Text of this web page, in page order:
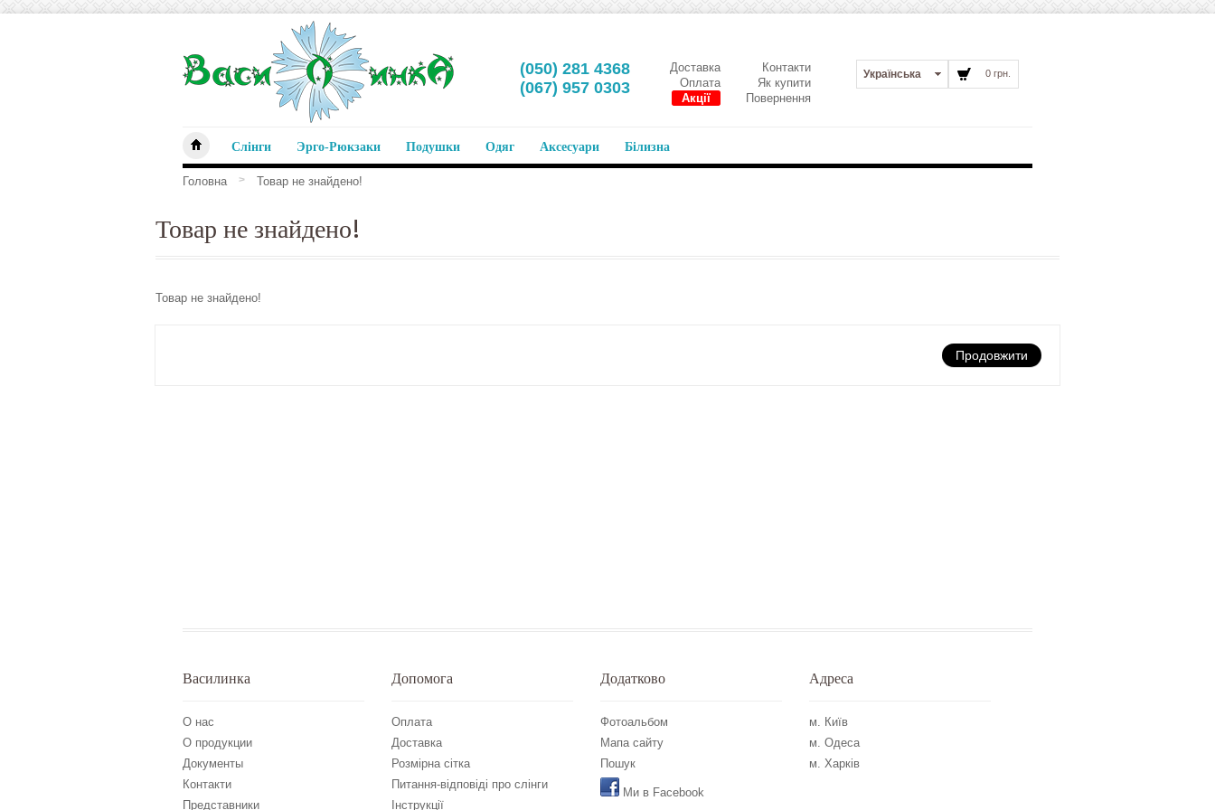
0 грн.
Українська
Контакти
Доставка
Як купити
Оплата
Повернення
Акції
‎(050) 281 4368
‎(067) 957 0303
Слінги Эрго-Рюкзаки Подушки Одяг Аксесуари Білизна
Головна > Товар не знайдено!
Товар не знайдено!
Товар не знайдено!
Продовжити
Василинка
О нас
О продукции
Документы
Контакти
Представники
Допомога
Оплата
Доставка
Розмірна сітка
Питання-відповіді про слінги
Інструкції
Додатково
Фотоальбом
Мапа сайту
Пошук
Ми в Facebook
Адреса
м. Київ
м. Одеса
м. Харків